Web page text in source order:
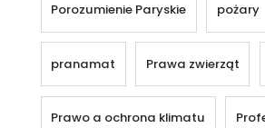
Porozumienie Paryskie pożary
pranamat Prawa zwierząt
Prawo a ochrona klimatu